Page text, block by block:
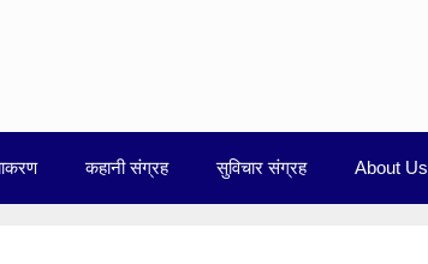
कहानी संग्रह सुविचार संग्रह About Us